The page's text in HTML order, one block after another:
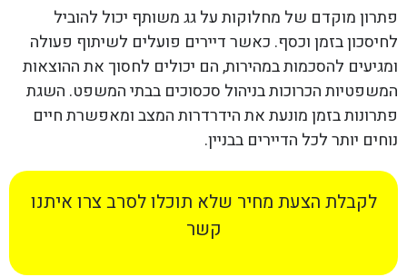
פתרון מוקדם של מחלוקות על גג משותף יכול להוביל
לחיסכון בזמן וכסף. כאשר דיירים פועלים לשיתוף פעולה
ומגיעים להסכמות במהירות, הם יכולים לחסוך את ההוצאות
המשפטיות הכרוכות בניהול סכסוכים בבתי המשפט. השגת
פתרונות בזמן מונעת את הידרדרות המצב ומאפשרת חיים
נוחים יותר לכל הדיירים בבניין.
לקבלת הצעת מחיר שלא תוכלו לסרב צרו איתנו
קשר